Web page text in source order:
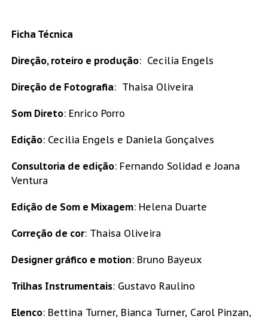
Ficha Técnica
Direção, roteiro e produção: Cecilia Engels
Direção de Fotografia: Thaisa Oliveira
Som Direto: Enrico Porro
Edição: Cecilia Engels e Daniela Gonçalves
Consultoria de edição: Fernando Solidad e Joana
Ventura
Edição de Som e Mixagem: Helena Duarte
Correção de cor: Thaisa Oliveira
Designer gráfico e motion: Bruno Bayeux
Trilhas Instrumentais: Gustavo Raulino
Elenco: Bettina Turner, Bianca Turner, Carol Pinzan,